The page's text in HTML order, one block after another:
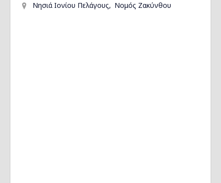
Νησιά Ιονίου Πελάγους
Νομός Ζακύνθου